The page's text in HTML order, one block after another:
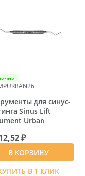
для синус-
Sinus Lift
Urban
₽
В КОРЗИНУ
В 1 КЛИК